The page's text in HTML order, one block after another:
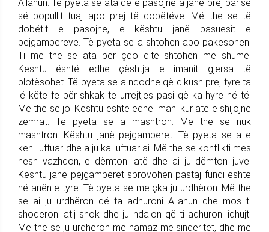
Allahun. Të pyeta se ata që e pasojnë a janë prej parisë
së popullit tuaj apo prej të dobëtëve. Më the se të
dobëtit e pasojnë, e kështu janë pasuesit e
pejgamberëve. Të pyeta se a shtohen apo pakësohen.
Ti më the se ata për çdo ditë shtohen më shumë.
Kështu është edhe çështja e imanit gjersa të
plotësohet. Të pyeta se a ndodhë që dikush prej tyre ta
lë këtë fe për shkak të urrejtjes pasi që ka hyrë në të.
Më the se jo. Kështu është edhe imani kur atë e shijojnë
zemrat. Të pyeta se a mashtron. Më the se nuk
mashtron. Kështu janë pejgamberët. Të pyeta se a e
keni luftuar dhe a ju ka luftuar ai. Më the se konflikti mes
nesh vazhdon, e dëmtoni atë dhe ai ju dëmton juve.
Kështu janë pejgamberët sprovohen pastaj fundi është
në anën e tyre. Të pyeta se me çka ju urdhëron. Më the
se ai ju urdhëron që ta adhuroni Allahun dhe mos ti
shoqëroni atij shok dhe ju ndalon që ti adhuroni idhujt.
Më the se ju urdhëron me namaz me sinqeritet, dhe me